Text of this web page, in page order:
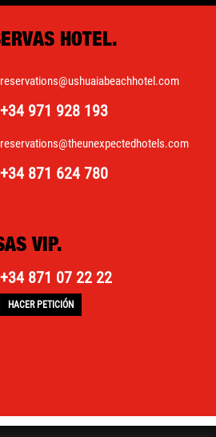
HOTEL.
reservations@ushuaiabeachhotel.com
+34 971 928 193
reservations@theunexpectedhotels.com
+34 871 624 780
VIP.
+34 871 07 22 22
HACER PETICIÓN